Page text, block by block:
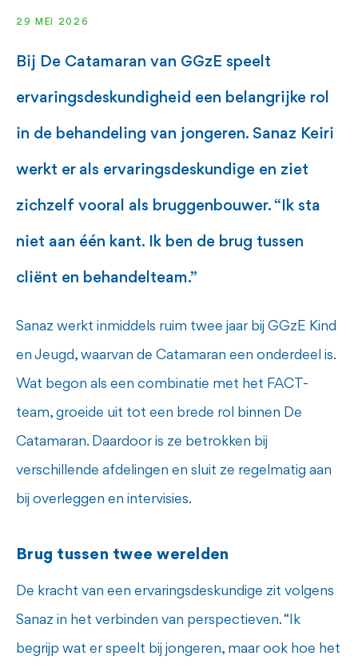
29 MEI 2026
Bij De Catamaran van GGzE speelt
ervaringsdeskundigheid een belangrijke rol
in de behandeling van jongeren. Sanaz Keiri
werkt er als ervaringsdeskundige en ziet
zichzelf vooral als bruggenbouwer. “Ik sta
niet aan één kant. Ik ben de brug tussen
cliënt en behandelteam.”
Sanaz werkt inmiddels ruim twee jaar bij GGzE Kind
en Jeugd, waarvan de Catamaran een onderdeel is.
Wat begon als een combinatie met het FACT-
team, groeide uit tot een brede rol binnen De
Catamaran. Daardoor is ze betrokken bij
verschillende afdelingen en sluit ze regelmatig aan
bij overleggen en intervisies.
Brug tussen twee werelden
De kracht van een ervaringsdeskundige zit volgens
Sanaz in het verbinden van perspectieven. “Ik
begrijp wat er speelt bij jongeren, maar ook hoe het